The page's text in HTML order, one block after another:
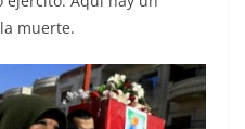
muerte.